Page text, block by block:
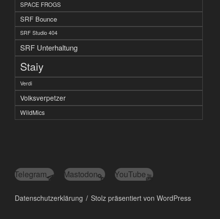
SPACE FROGS
SRF Bounce
SRF Studio 404
SRF Unterhaltung
Staiy
Verdi
Volksverpetzer
WildMics
Telegram Mastodon YouTube
Datenschutzerklärung Stolz präsentiert von WordPress